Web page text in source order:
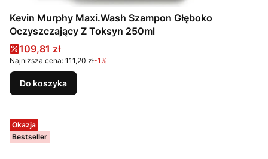
Kevin Murphy Maxi.Wash Szampon Głęboko
Oczyszczający Z Toksyn 250ml
Cena promocyjna
109,81 zł
Najniższa cena: 111,20 zł-1%
Do koszyka
Okazja
Bestseller